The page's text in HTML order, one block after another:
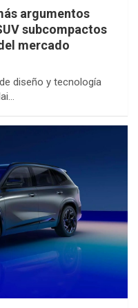
argumentos
subcompactos
mercado
diseño y tecnología